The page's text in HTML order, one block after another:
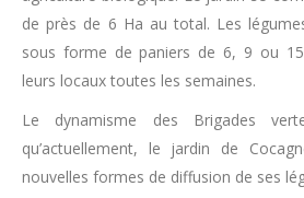
de près de 6 Ha au total. Les
sous forme de paniers de 6, 9 ou
leurs locaux toutes les semaines.
Le dynamisme des Brigades
qu’actuellement, le jardin de
nouvelles formes de diffusion de ses